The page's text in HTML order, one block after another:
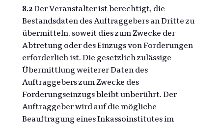
8.2Der Veranstalter ist berechtigt, die
Bestandsdaten des Auftraggebers an Dritte zu
übermitteln, soweit dies zum Zwecke der
Abtretung oder des Einzugs von Forderungen
erforderlich ist. Die gesetzlich zulässige
Übermittlung weiterer Daten des
Auftraggebers zum Zwecke des
Forderungseinzugs bleibt unberührt. Der
Auftraggeber wird auf die mögliche
Beauftragung eines Inkassoinstitutes im